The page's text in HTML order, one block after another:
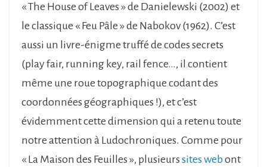
« The House of Leaves » de Danielewski (2002) et
le classique « Feu Pâle » de Nabokov (1962). C’est
aussi un livre-énigme truffé de codes secrets
(play fair, running key, rail fence…, il contient
même une roue topographique codant des
coordonnées géographiques !), et c’est
évidemment cette dimension qui a retenu toute
notre attention à Ludochroniques. Comme pour
« La Maison des Feuilles », plusieurs sites webont